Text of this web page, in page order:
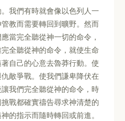
我們有時就會像以色列人一
教而需要轉回到曠野。然而
當完全聽從神一切的命令，
全聽從神的命令，就使生命
自己的心意去魯莽行動。使
敵爭戰。使我們謙卑降伏在
我們完全聽從神的命令，時
戰都確實禱告尋求神清楚的
的指示而隨時轉回或前進。